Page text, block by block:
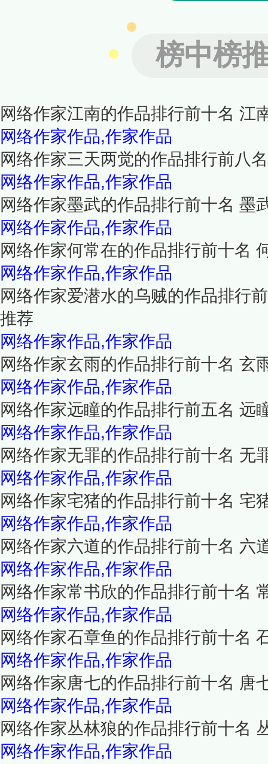
榜中榜
网络作家江南的作品排行前十名 江
网络作家作品,作家作品
网络作家三天两觉的作品排行前八
网络作家作品,作家作品
网络作家墨武的作品排行前十名 墨
网络作家作品,作家作品
网络作家何常在的作品排行前十名
网络作家作品,作家作品
网络作家爱潜水的乌贼的作品排行
推荐
网络作家作品,作家作品
网络作家玄雨的作品排行前十名 玄
网络作家作品,作家作品
网络作家远瞳的作品排行前五名 远
网络作家作品,作家作品
网络作家无罪的作品排行前十名 无
网络作家作品,作家作品
网络作家宅猪的作品排行前十名 宅
网络作家作品,作家作品
网络作家六道的作品排行前十名 六
网络作家作品,作家作品
网络作家常书欣的作品排行前十名
网络作家作品,作家作品
网络作家石章鱼的作品排行前十名
网络作家作品,作家作品
网络作家唐七的作品排行前十名 唐
网络作家作品,作家作品
网络作家丛林狼的作品排行前十名
网络作家作品,作家作品